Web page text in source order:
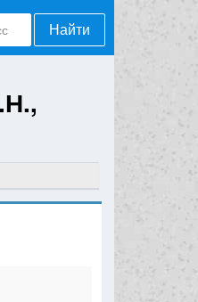
Найти